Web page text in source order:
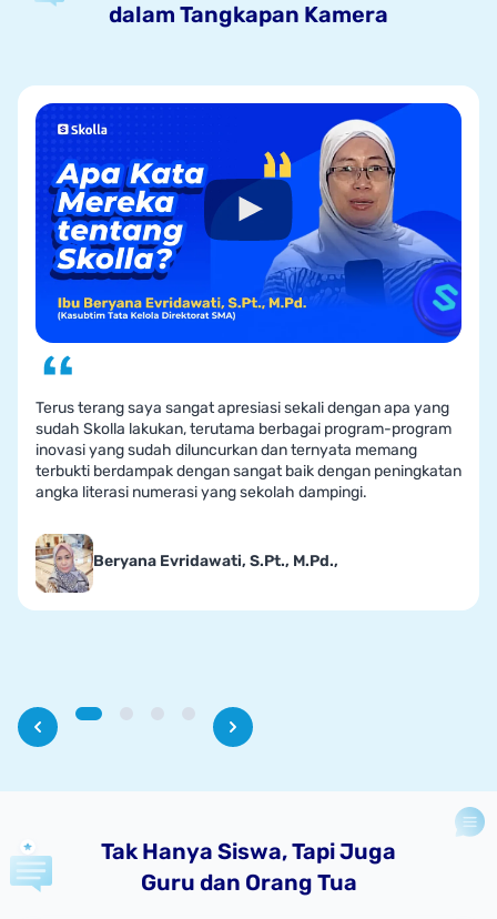
dalam Tangkapan Kamera
Terus terang saya sangat apresiasi sekali dengan apa yang
sudah Skolla lakukan, terutama berbagai program-program
inovasi yang sudah diluncurkan dan ternyata memang
terbukti berdampak dengan sangat baik dengan peningkatan
angka literasi numerasi yang sekolah dampingi.
Beryana Evridawati, S.Pt., M.Pd.,
Tak Hanya Siswa, Tapi Juga
Guru dan Orang Tua